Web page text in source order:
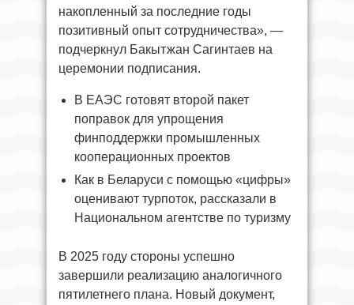
накопленный за последние годы
позитивный опыт сотрудничества», —
подчеркнул Бакытжан Сагинтаев на
церемонии подписания.
В ЕАЭС готовят второй пакет
поправок для упрощения
финподдержки промышленных
кооперационных проектов
Как в Беларуси с помощью «цифры»
оценивают турпоток, рассказали в
Национальном агентстве по туризму
В 2025 году стороны успешно
завершили реализацию аналогичного
пятилетнего плана. Новый документ,